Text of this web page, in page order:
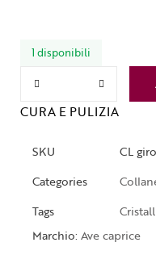
1 disponibili
CURA E PULIZIA
SKU
CL
Categories
Tags
Marchio: Ave caprice